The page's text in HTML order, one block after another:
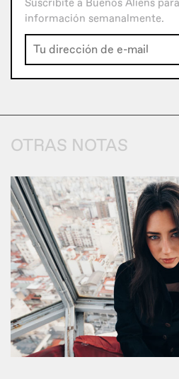
Suscribite a Buenos Aliens
información semanalmente.
OTRAS NOTAS